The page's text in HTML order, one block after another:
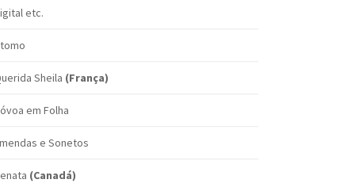
etc.
Sheila (França)
em Folha
e Sonetos
(Canadá)